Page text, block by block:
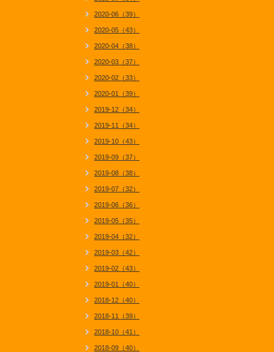
2020-06（39）
2020-05（43）
2020-04（38）
2020-03（37）
2020-02（33）
2020-01（39）
2019-12（34）
2019-11（34）
2019-10（43）
2019-09（37）
2019-08（38）
2019-07（32）
2019-06（36）
2019-05（35）
2019-04（32）
2019-03（42）
2019-02（43）
2019-01（40）
2018-12（40）
2018-11（39）
2018-10（41）
2018-09（40）